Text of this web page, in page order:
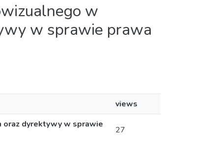
w
w sprawie prawa
views
oraz dyrektywy w sprawie
27